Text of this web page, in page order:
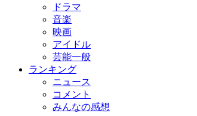
ドラマ
音楽
映画
アイドル
芸能一般
ランキング
ニュース
コメント
みんなの感想